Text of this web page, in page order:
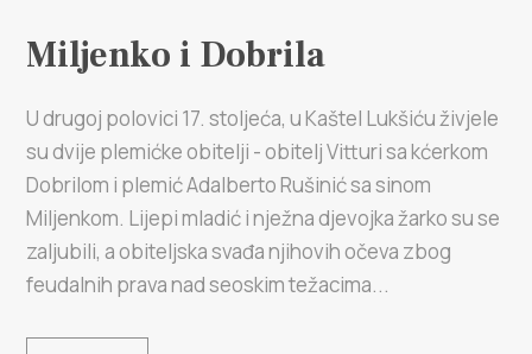
Istraži
Destinacija
Što raditi
Info
Miljenko i Dobrila
U drugoj polovici 17. stoljeća, u Kaštel Lukšiću živjele
su dvije plemićke obitelji - obitelj Vitturi sa kćerkom
Dobrilom i plemić Adalberto Rušinić sa sinom
Miljenkom. Lijepi mladić i nježna djevojka žarko su se
zaljubili, a obiteljska svađa njihovih očeva zbog
feudalnih prava nad seoskim težacima...